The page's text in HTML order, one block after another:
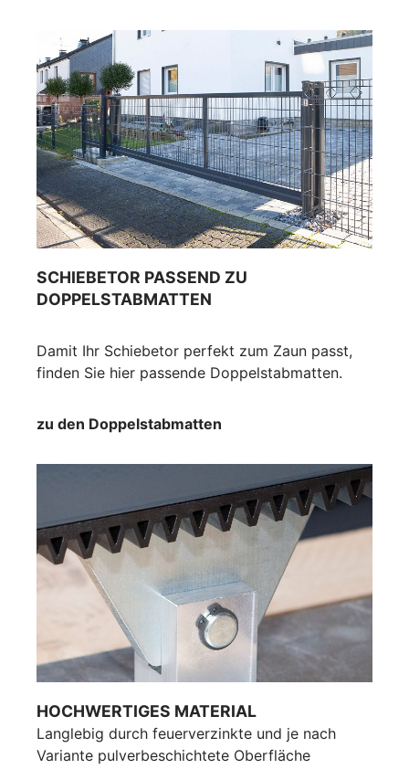
SCHIEBETOR PASSEND ZU
DOPPELSTABMATTEN
Damit Ihr Schiebetor perfekt zum Zaun passt,
finden Sie hier passende Doppelstabmatten.
zu den Doppelstabmatten
HOCHWERTIGES MATERIAL
Langlebig durch feuerverzinkte und je nach
Variante pulverbeschichtete Oberfläche